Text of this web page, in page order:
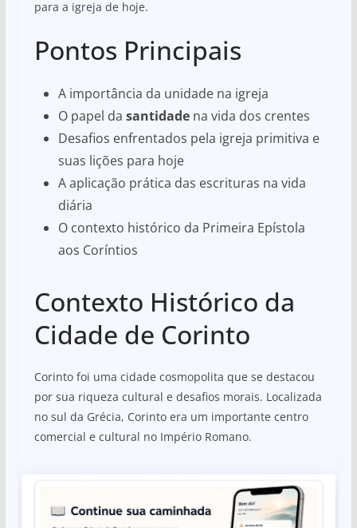
para a igreja de hoje.
Pontos Principais
A importância da unidade na igreja
O papel da santidadena vida dos crentes
Desafios enfrentados pela igreja primitiva e
suas lições para hoje
A aplicação prática das escrituras na vida
diária
O contexto histórico da Primeira Epístola
aos Coríntios
Contexto Histórico da
Cidade de Corinto
Corinto foi uma cidade cosmopolita que se destacou
por sua riqueza cultural e desafios morais. Localizada
no sul da Grécia, Corinto era um importante centro
comercial e cultural no Império Romano.